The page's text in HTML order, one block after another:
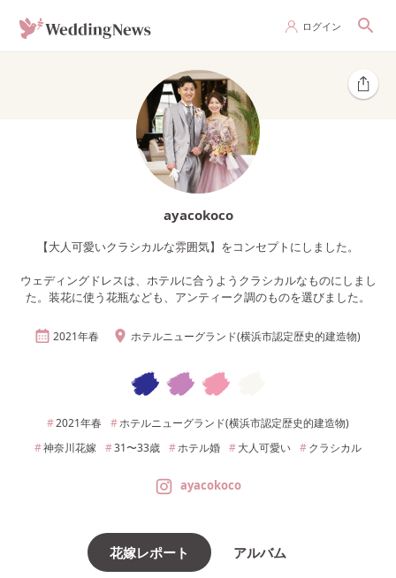
ログイン
ayacokoco
【大人可愛いクラシカルな雰囲気】をコンセプトにしました。
ウェディングドレスは、ホテルに合うようクラシカルなものにしまし
た。装花に使う花瓶なども、アンティーク調のものを選びました。
2021年春 ホテルニューグランド(横浜市認定歴史的建造物)
2021年春
ホテルニューグランド(横浜市認定歴史的建造物)
神奈川花嫁 31〜33歳 ホテル婚 大人可愛い クラシカル
ayacokoco
花嫁レポート アルバム